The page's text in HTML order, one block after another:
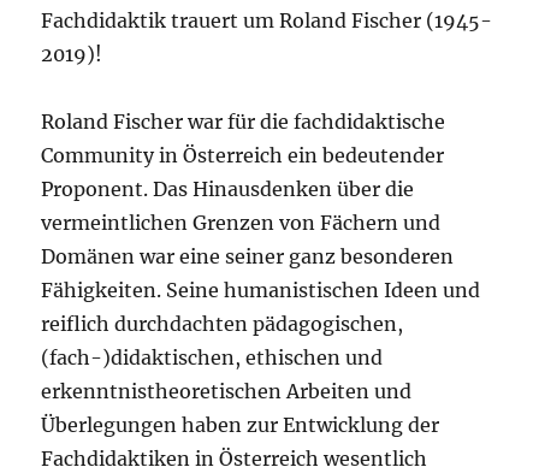
Fachdidaktik trauert um Roland Fischer (1945-
2019)!
Roland Fischer war für die fachdidaktische
Community in Österreich ein bedeutender
Proponent. Das Hinausdenken über die
vermeintlichen Grenzen von Fächern und
Domänen war eine seiner ganz besonderen
Fähigkeiten. Seine humanistischen Ideen und
reiflich durchdachten pädagogischen,
(fach-)didaktischen, ethischen und
erkenntnistheoretischen Arbeiten und
Überlegungen haben zur Entwicklung der
Fachdidaktiken in Österreich wesentlich